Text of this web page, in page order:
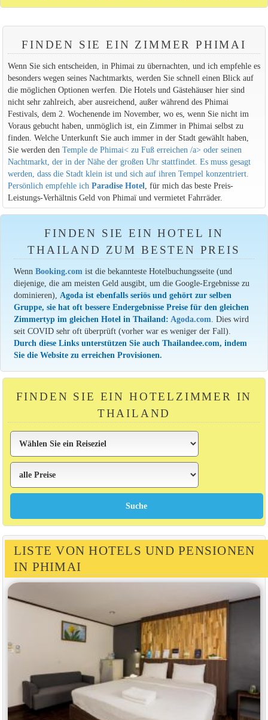
FINDEN SIE EIN ZIMMER PHIMAI
Wenn Sie sich entscheiden, in Phimai zu übernachten, und ich empfehle es
besonders wegen seines Nachtmarkts, werden Sie schnell einen Blick auf
die möglichen Optionen werfen. Die Hotels und Gästehäuser hier sind
nicht sehr zahlreich, aber ausreichend, außer während des Phimai
Festivals, dem 2. Wochenende im November, wo es, wenn Sie nicht im
Voraus gebucht haben, unmöglich ist, ein Zimmer in Phimai selbst zu
finden. Welche Unterkunft Sie auch immer in der Stadt gewählt haben,
Sie werden den Temple de Phimai< zu Fuß erreichen /a> oder seinen
Nachtmarkt, der in der Nähe der großen Uhr stattfindet. Es muss gesagt
werden, dass die Stadt klein ist und sich auf ihren Tempel konzentriert.
Persönlich empfehle ich Paradise Hotel , für mich das beste Preis-
Leistungs-Verhältnis Geld von Phimaï und vermietet Fahrräder.
FINDEN SIE EIN HOTEL IN
THAILAND ZUM BESTEN PREIS
WennBooking.comist die bekannteste Hotelbuchungsseite (und
diejenige, die am meisten Geld ausgibt, um die Google-Ergebnisse zu
dominieren), Agoda ist ebenfalls seriös und gehört zur selben
Gruppe, sie hat oft bessere Endergebnisse Preise für den gleichen
Zimmertyp im gleichen Hotel in Thailand: Agoda.com . Dies wird
seit COVID sehr oft überprüft (vorher war es weniger der Fall).
Durch diese Links unterstützen Sie auch Thailandee.com, indem
Sie die Website zu erreichen Provisionen.
FINDEN SIE EIN HOTELZIMMER IN
THAILAND
LISTE VON HOTELS UND PENSIONEN
IN PHIMAI